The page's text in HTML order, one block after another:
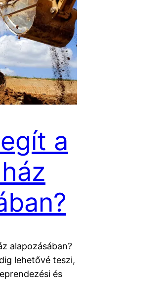
a
alapozásában?
lehetővé teszi,
és